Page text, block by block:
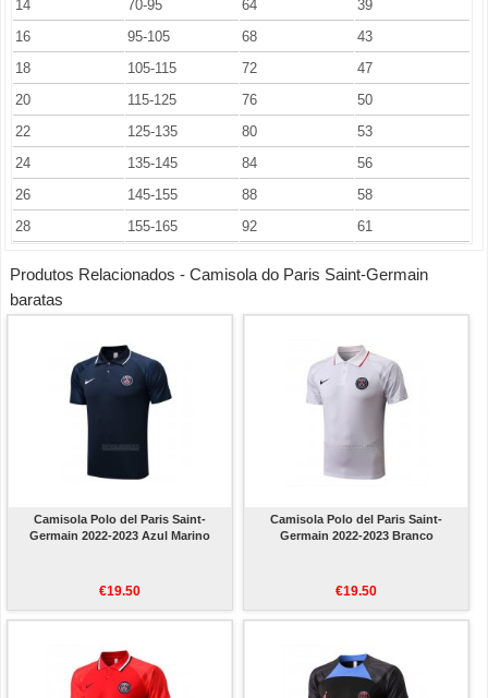
14
70-95 64
39
16
95-105 68
43
18
105-115 72
47
20
115-125 76
50
22
125-135 80
53
24
135-145 84
56
26
145-155 88
58
28
155-165 92 61
Produtos Relacionados - Camisola do Paris Saint-Germain
baratas
Camisola Polo del Paris Saint-
Germain 2022-2023 Azul Marino
€19.50
Camisola Polo del Paris Saint-
Germain 2022-2023 Branco
€19.50